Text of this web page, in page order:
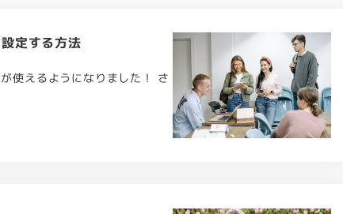
定する方法
使えるようになりました！ さ